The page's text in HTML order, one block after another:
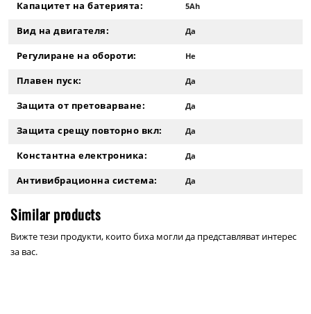
Капацитет на батерията: 5Ah
Вид на двигателя: Да
Регулиране на обороти: Не
Плавен пуск: Да
Защита от претоварване: Да
Защита срещу повторно вкл: Да
Константна електроника: Да
Антивибрационна система: Да
Similar products
Вижте тези продукти, които биха могли да представляват интерес
за вас.